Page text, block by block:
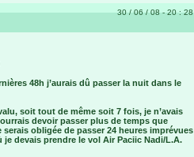
30 / 06 / 08 - 20 : 28
48h j’aurais dû passer la nuit dans le
soit tout de même soit 7 fois, je n’avais
devoir passer plus de temps que
serais obligée de passer 24 heures imprévues
devais prendre le vol Air Paciic Nadi/L.A.